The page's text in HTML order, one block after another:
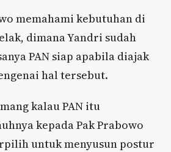
memahami kebutuhan di
dimana Yandri sudah
PAN siap apabila diajak
hal tersebut.
kalau PAN itu
kepada Pak Prabowo
untuk menyusun postur